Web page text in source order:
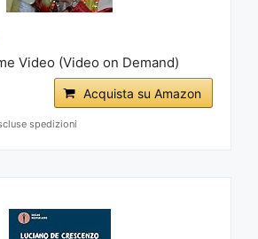
Video (Video on Demand)
Acquista su Amazon
spedizioni